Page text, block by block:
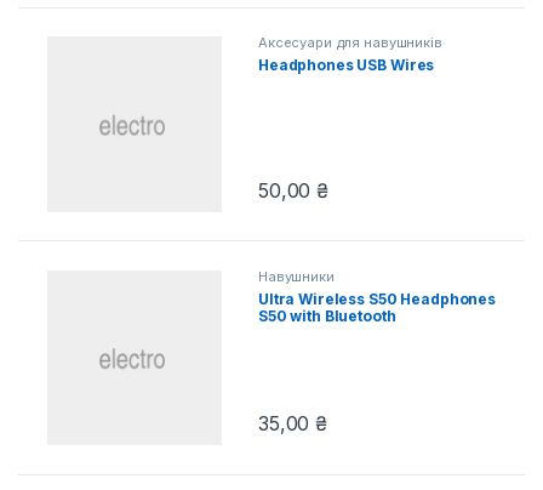
Аксесуари для навушників
Headphones USB Wires
50,00₴
Навушники
Ultra Wireless S50 Headphones
S50 with Bluetooth
35,00₴